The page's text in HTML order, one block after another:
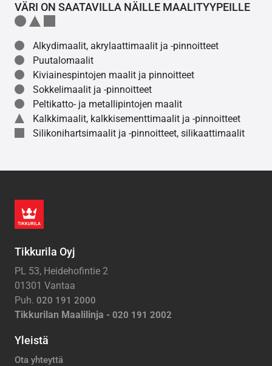
VÄRI ON SAATAVILLA NÄILLE MAALITYYPEILLE
Alkydimaalit, akrylaattimaalit ja -pinnoitteet
Puutalomaalit
Kiviainespintojen maalit ja pinnoitteet
Sokkelimaalit ja -pinnoitteet
Peltikatto- ja metallipintojen maalit
Kalkkimaalit, kalkkisementtimaalit ja -pinnoitteet
Silikonihartsimaalit ja -pinnoitteet, silikaattimaalit
Tikkurila Oyj
PL 53, Heidehofintie 2
01301 Vantaa
Puh. 020 191 2000
Tikkurilan Maalilinja - 020 191 2002
Yleistä
Ota yhteyttä